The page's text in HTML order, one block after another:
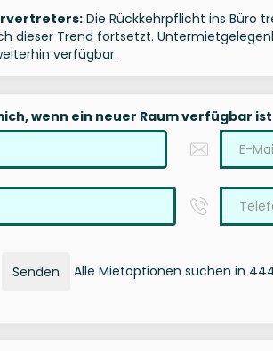
Die Rückkehrpflicht ins Büro
dieser Trend fortsetzt.
verfügbar.
wenn ein neuer Raum verfügbar ist
Senden Alle Mietoptionen suchen in